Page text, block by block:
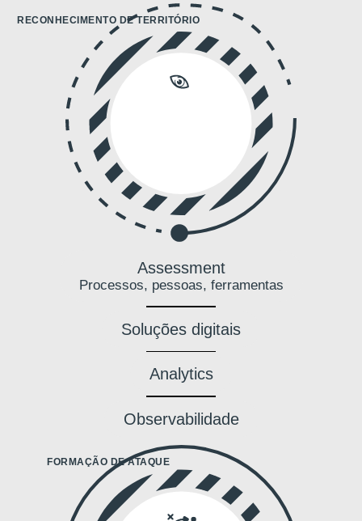
RECONHECIMENTO DE TERRITÓRIO
Assessment
Processos, pessoas, ferramentas
Soluções digitais
Analytics
Observabilidade
FORMAÇÃO DE ATAQUE